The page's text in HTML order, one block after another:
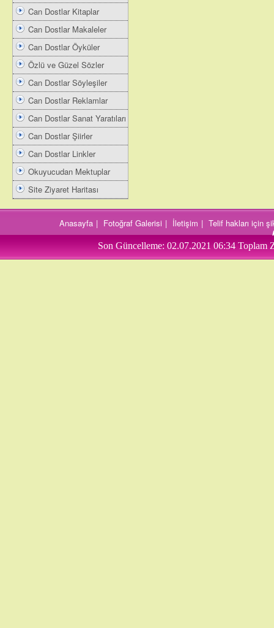
Can Dostlar Kitaplar
Can Dostlar Makaleler
Can Dostlar Öyküler
Özlü ve Güzel Sözler
Can Dostlar Söyleşiler
Can Dostlar Reklamlar
Can Dostlar Sanat Yaratıları
Can Dostlar Şiirler
Can Dostlar Linkler
Okuyucudan Mektuplar
Site Ziyaret Haritası
Anasayfa | Fotoğraf Galerisi | İletişim | Telif hakları için
Son Güncelleme: 02.07.2021 06:34 Toplam